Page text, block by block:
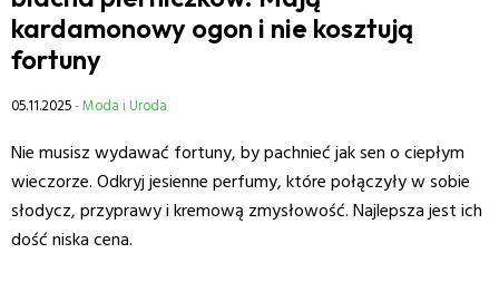
kardamonowy ogon i nie kosztują
fortuny
05.11.2025- Moda i Uroda
Nie musisz wydawać fortuny, by pachnieć jak sen o ciepłym
wieczorze. Odkryj jesienne perfumy, które połączyły w sobie
słodycz, przyprawy i kremową zmysłowość. Najlepsza jest ich
dość niska cena.